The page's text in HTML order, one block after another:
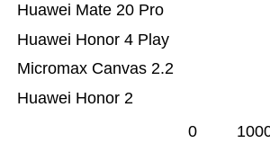
Huawei Honor 2
Micromax Canvas 2.2
Huawei Honor 4 Play
Huawei Mate 20 Pro
0